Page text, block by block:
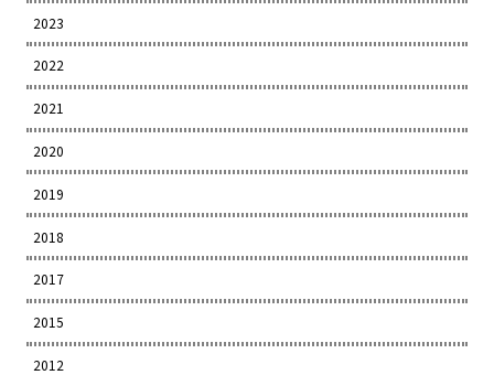
2023
2022
2021
2020
2019
2018
2017
2015
2012